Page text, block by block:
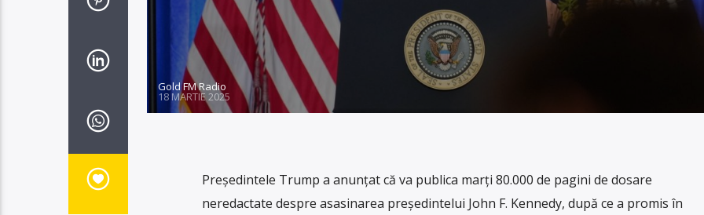
Gold FM Radio
18 MARTIE 2025
Președintele Trump a anunțat că va publica marți 80.000 de pagini de dosare
neredactate despre asasinarea președintelui John F. Kennedy, după ce a promis în